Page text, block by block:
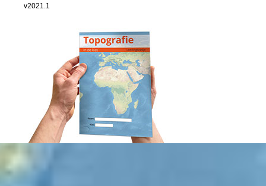
v2021.1